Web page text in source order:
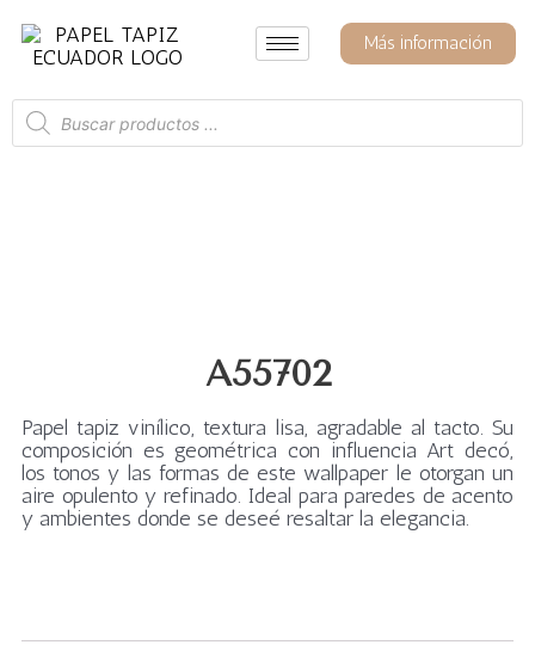
contenido
Más información
Búsqueda
de
productos
A55702
Papel tapiz vinílico, textura lisa, agradable al tacto. Su
composición es geométrica con influencia Art decó,
los tonos y las formas de este wallpaper le otorgan un
aire opulento y refinado. Ideal para paredes de acento
y ambientes donde se deseé resaltar la elegancia.